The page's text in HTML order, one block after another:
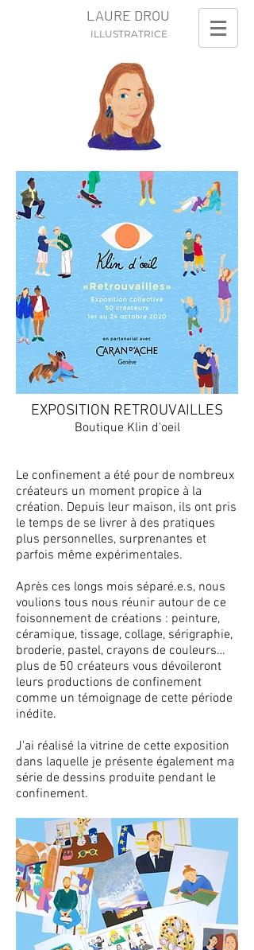
LAURE DROU
ILLUSTRATRICE
EXPOSITION RETROUVAILLES
Boutique Klin d'oeil
Le confinement a été pour de nombreux
créateurs un moment propice à la
création. Depuis leur maison, ils ont pris
le temps de se livrer à des pratiques
plus personnelles, surprenantes et
parfois même expérimentales.
Après ces longs mois séparé.e.s, nous
voulions tous nous réunir autour de ce
foisonnement de créations : peinture,
céramique, tissage, collage, sérigraphie,
broderie, pastel, crayons de couleurs…
plus de 50 créateurs vous dévoileront
leurs productions de confinement
comme un témoignage de cette période
inédite.
J'ai réalisé la vitrine de cette exposition
dans laquelle je présente également ma
série de dessins produite pendant le
confinement.